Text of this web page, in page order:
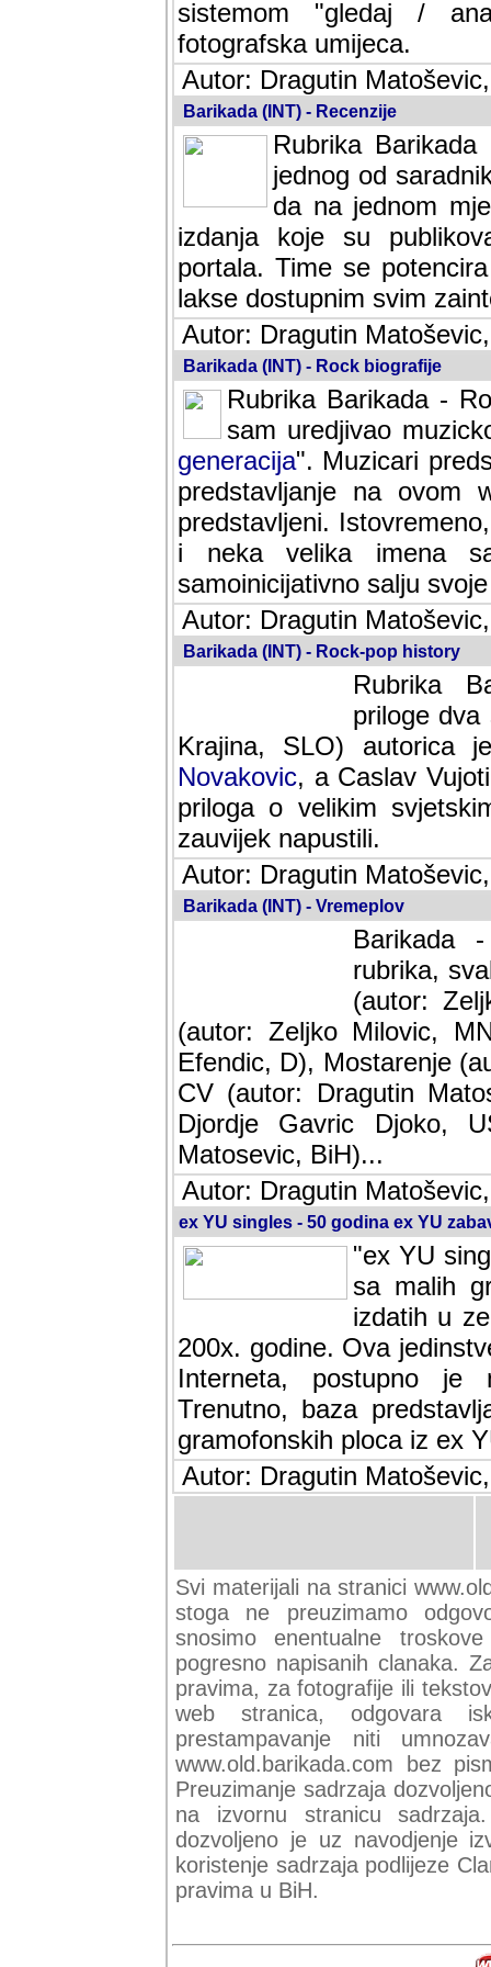
sistemom "gledaj /
fotografska umijeca.
Autor: Dragutin
Barikada (INT) - Recenzije
Rubrika
jednog od
da na jednom
izdanja koje su
portala. Time se
lakse dostupnim svim
Autor: Dragutin
Barikada (INT) - Rock biografije
Rubrika Barikada -
sam uredjivao
generacija". Muzicari
predstavljanje na ovom
predstavljeni.
i neka velika imena
samoinicijativno salju
Autor: Dragutin
Barikada (INT) - Rock-pop history
Rubrika
dva
SLO) autorica je velikog
Caslav Vujotic
velikim svjetskim
napustili.
Autor: Dragutin
Barikada (INT) - Vremeplov
Barikada
rubrika,
(autor:
(autor: Zeljko Milovic,
Efendic, D), Mostarenje
CV (autor: Dragutin
Djordje Gavric Djoko,
Matosevic, BiH)...
Autor: Dragutin
ex YU singles - 50 godina ex YU
"ex YU
sa malih
izdatih u
200x. godine. Ova
Interneta, postupno je
baza predstavlja
ploca iz ex YU.
Autor: Dragutin
Svi materijali na stranici
stoga ne preuzimamo
snosimo enentualne
pogresno napisanih clanaka.
pravima, za fotografije ili
web stranica, odgovara
prestampavanje niti
www.old.barikada.com bez
Preuzimanje sadrzaja
na izvornu stranicu
dozvoljeno je uz navodjenje
koristenje sadrzaja podlijeze
pravima u BiH.